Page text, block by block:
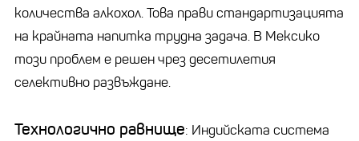
количества алкохол. Това прави стандартизацията
на крайната напитка трудна задача. В Мексико
този проблем е решен чрез десетилетия
селективно развъждане.
Технологично равнище: Индийската система